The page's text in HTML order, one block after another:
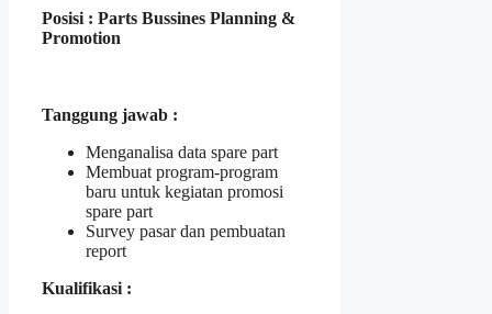
Posisi : Parts Bussines Planning &
Promotion
Tanggung jawab :
Menganalisa data spare part
Membuat program-program
baru untuk kegiatan promosi
spare part
Survey pasar dan pembuatan
report
Kualifikasi :